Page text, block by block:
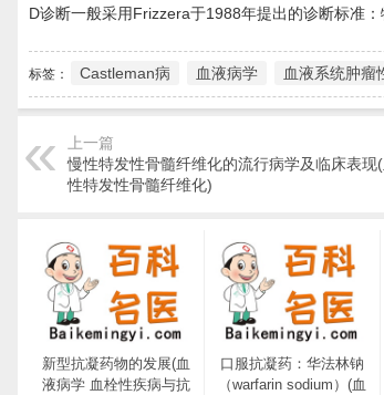
D诊断一般采用Frizzera于1988年提出的诊断标准
标签： Castleman病 血液病学 血液系统肿瘤
上一篇
慢性特发性骨髓纤维化的流行病学及临床表现
性特发性骨髓纤维化)
新型抗凝药物的发展(血
液病学 血栓性疾病与抗
口服抗凝药：华法林钠
（warfarin sodium）(血